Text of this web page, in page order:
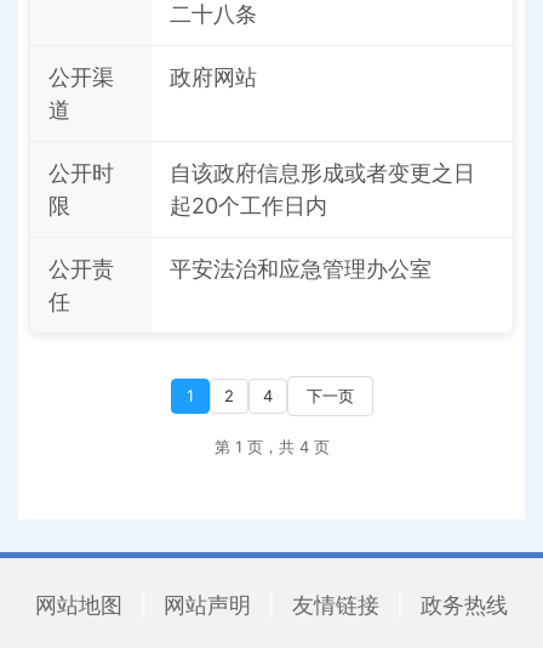
二十八条
公开渠
道
政府网站
公开时
限
自该政府信息形成或者变更之日
起20个工作日内
公开责
任
平安法治和应急管理办公室
1 2 4 下一页
第 1 页，共 4 页
网站地图 网站声明 友情链接 政务热线